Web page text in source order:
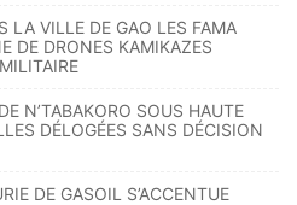
LA VILLE DE GAO LES FAMA
DE DRONES KAMIKAZES
N’TABAKORO SOUS HAUTE
DÉLOGÉES SANS DÉCISION
DE GASOIL S’ACCENTUE